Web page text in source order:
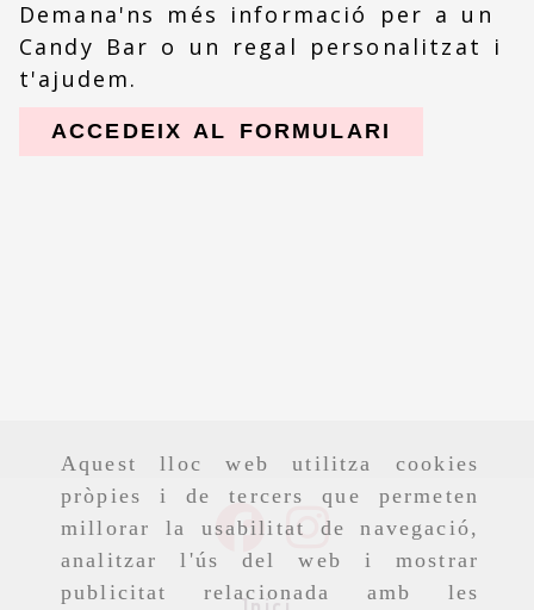
Aquest lloc web utilitza cookies
pròpies i de tercers que permeten
millorar la usabilitat de navegació,
analitzar l'ús del web i mostrar
publicitat relacionada amb les
Demana'ns més informació per a un
Candy Bar o un regal personalitzat i
t'ajudem.
ACCEDEIX AL FORMULARI